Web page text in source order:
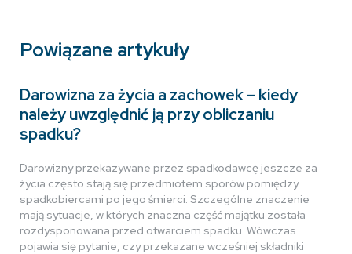
Powiązane artykuły
Darowizna za życia a zachowek – kiedy
należy uwzględnić ją przy obliczaniu
spadku?
Darowizny przekazywane przez spadkodawcę jeszcze za
życia często stają się przedmiotem sporów pomiędzy
spadkobiercami po jego śmierci. Szczególne znaczenie
mają sytuacje, w których znaczna część majątku została
rozdysponowana przed otwarciem spadku. Wówczas
pojawia się pytanie, czy przekazane wcześniej składniki